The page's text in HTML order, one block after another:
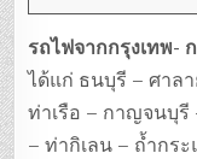
รถไฟจากกรุงเทพ-
ได้แก่ ธนบุรี – ศาล
ท่าเรือ – กาญจนบุรี
– ท่ากิเลน – ถ้ำกร